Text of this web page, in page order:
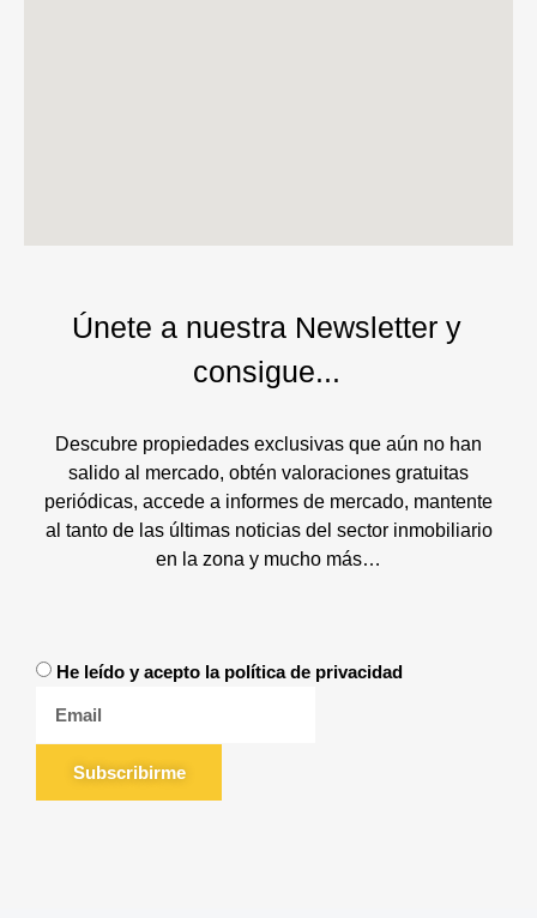
Únete a nuestra Newsletter y
consigue...
Descubre propiedades exclusivas que aún no han
salido al mercado, obtén valoraciones gratuitas
periódicas, accede a informes de mercado, mantente
al tanto de las últimas noticias del sector inmobiliario
en la zona y mucho más…
He leído y acepto la política de privacidad
Subscribirme